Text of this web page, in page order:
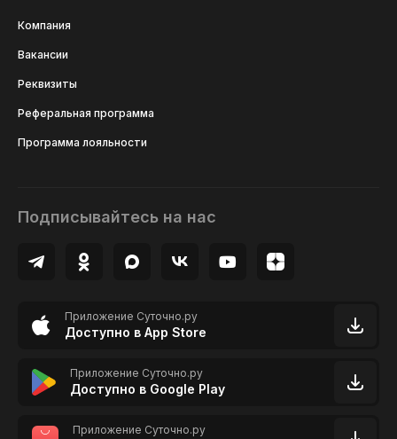
Компания
Вакансии
Реквизиты
Реферальная программа
Программа лояльности
Подписывайтесь на нас
Приложение Суточно.ру
Доступно в App Store
Приложение Суточно.ру
Доступно в Google Play
Приложение Суточно.ру